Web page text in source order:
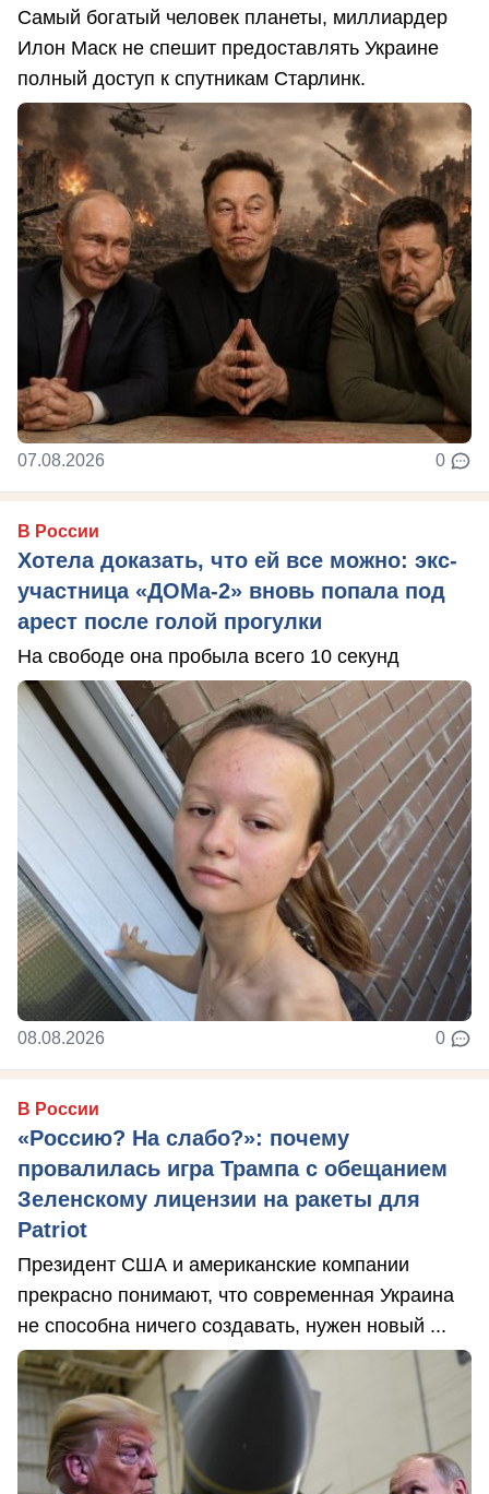
Самый богатый человек планеты, миллиардер
Илон Маск не спешит предоставлять Украине
полный доступ к спутникам Старлинк.
07.08.2026 0
В России
Хотела доказать, что ей все можно: экс-
участница «ДОМа-2» вновь попала под
арест после голой прогулки
На свободе она пробыла всего 10 секунд
08.08.2026 0
В России
«Россию? На слабо?»: почему
провалилась игра Трампа с обещанием
Зеленскому лицензии на ракеты для
Patriot
Президент США и американские компании
прекрасно понимают, что современная Украина
не способна ничего создавать, нужен новый ...